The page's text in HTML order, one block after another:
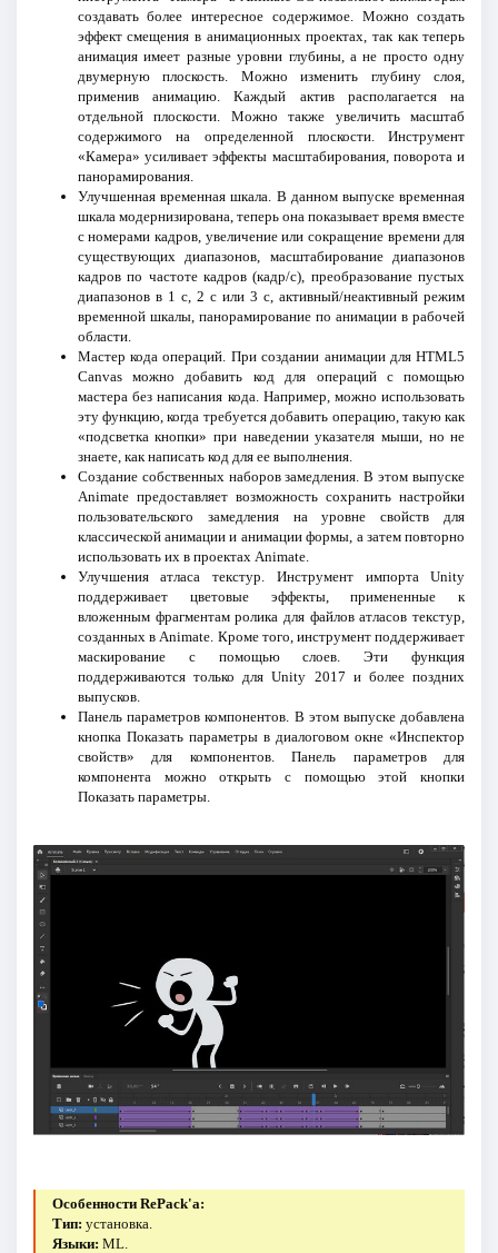
создавать более интересное содержимое. Можно создать
эффект смещения в анимационных проектах, так как теперь
анимация имеет разные уровни глубины, а не просто одну
двумерную плоскость. Можно изменить глубину слоя,
применив анимацию. Каждый актив располагается на
отдельной плоскости. Можно также увеличить масштаб
содержимого на определенной плоскости. Инструмент
«Камера» усиливает эффекты масштабирования, поворота и
панорамирования.
Улучшенная временная шкала. В данном выпуске временная
шкала модернизирована, теперь она показывает время вместе
с номерами кадров, увеличение или сокращение времени для
существующих диапазонов, масштабирование диапазонов
кадров по частоте кадров (кадр/с), преобразование пустых
диапазонов в 1 с, 2 с или 3 с, активный/неактивный режим
временной шкалы, панорамирование по анимации в рабочей
области.
Мастер кода операций. При создании анимации для HTML5
Canvas можно добавить код для операций с помощью
мастера без написания кода. Например, можно использовать
эту функцию, когда требуется добавить операцию, такую как
«подсветка кнопки» при наведении указателя мыши, но не
знаете, как написать код для ее выполнения.
Создание собственных наборов замедления. В этом выпуске
Animate предоставляет возможность сохранить настройки
пользовательского замедления на уровне свойств для
классической анимации и анимации формы, а затем повторно
использовать их в проектах Animate.
Улучшения атласа текстур. Инструмент импорта Unity
поддерживает цветовые эффекты, примененные к
вложенным фрагментам ролика для файлов атласов текстур,
созданных в Animate. Кроме того, инструмент поддерживает
маскирование с помощью слоев. Эти функция
поддерживаются только для Unity 2017 и более поздних
выпусков.
Панель параметров компонентов. В этом выпуске добавлена
кнопка Показать параметры в диалоговом окне «Инспектор
свойств» для компонентов. Панель параметров для
компонента можно открыть с помощью этой кнопки
Показать параметры.
Особенности RePack'a:
Тип: установка.
Языки: ML.